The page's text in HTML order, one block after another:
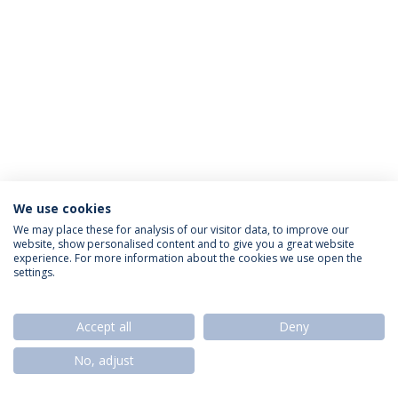
Política de Privacidade
Termos & Condições
Direitos do Titular dos Dados
© 2026 Universidade Católica Portuguesa
We use cookies
We may place these for analysis of our visitor data, to improve our
website, show personalised content and to give you a great website
experience. For more information about the cookies we use open the
settings.
Accept all
Deny
No, adjust